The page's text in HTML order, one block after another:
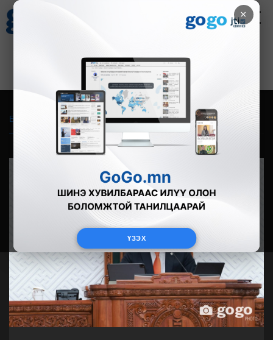
×
ҮЗЭХ
Зурхай
8.06
Бүгд Фото Видео Зурган өгүүлэмж